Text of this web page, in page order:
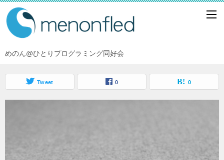
めのん@ひとりプログラミング同好会
Tweet 0 0